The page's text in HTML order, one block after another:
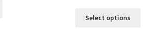
Select options